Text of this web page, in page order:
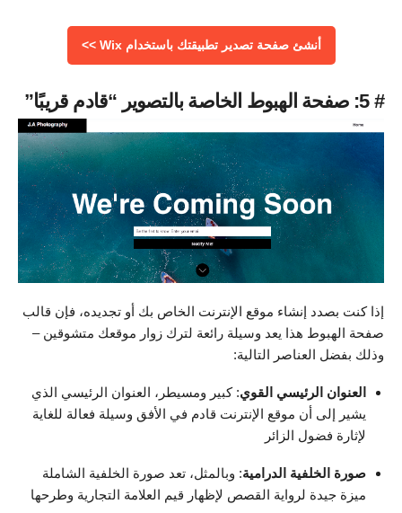
أنشئ صفحة تصدير تطبيقتك باستخدام Wix >>
# 5: صفحة الهبوط الخاصة بالتصوير “قادم قريبًا”
إذا كنت بصدد إنشاء موقع الإنترنت الخاص بك أو تجديده، فإن قالب
صفحة الهبوط هذا يعد وسيلة رائعة لترك زوار موقعك متشوقين –
وذلك بفضل العناصر التالية:
العنوان الرئيسي القوي: كبير ومسيطر، العنوان الرئيسي الذي
يشير إلى أن موقع الإنترنت قادم في الأفق وسيلة فعالة للغاية
لإثارة فضول الزائر
صورة الخلفية الدرامية: وبالمثل، تعد صورة الخلفية الشاملة
ميزة جيدة لرواية القصص لإظهار قيم العلامة التجارية وطرحها